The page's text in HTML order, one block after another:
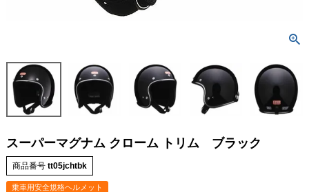
スーパーマグナム クローム トリム ブラック
商品番号 tt05jchtbk
乗車用安全規格ヘルメット